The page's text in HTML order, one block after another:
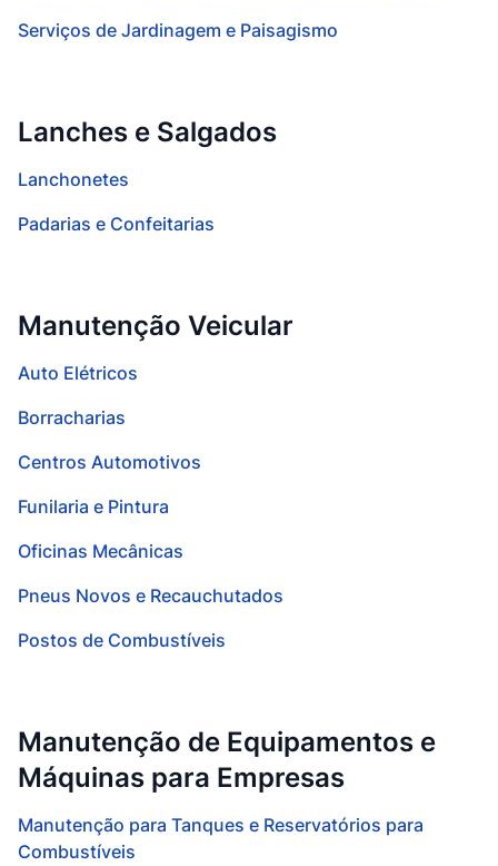
Serviços de Jardinagem e Paisagismo
Lanches e Salgados
Lanchonetes
Padarias e Confeitarias
Manutenção Veicular
Auto Elétricos
Borracharias
Centros Automotivos
Funilaria e Pintura
Oficinas Mecânicas
Pneus Novos e Recauchutados
Postos de Combustíveis
Manutenção de Equipamentos e
Máquinas para Empresas
Manutenção para Tanques e Reservatórios para
Combustíveis